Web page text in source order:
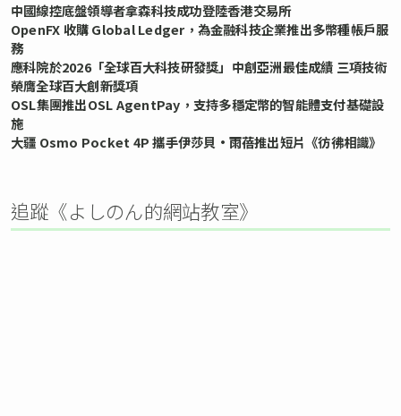
中國線控底盤領導者拿森科技成功登陸香港交易所
OpenFX 收購 Global Ledger，為金融科技企業推出多幣種帳戶服
務
應科院於2026「全球百大科技研發獎」中創亞洲最佳成績 三項技術
榮膺全球百大創新獎項
OSL集團推出OSL AgentPay，支持多穩定幣的智能體支付基礎設
施
大疆 Osmo Pocket 4P 攜手伊莎貝•雨蓓推出短片《彷彿相識》
追蹤《よしのん的網站教室》